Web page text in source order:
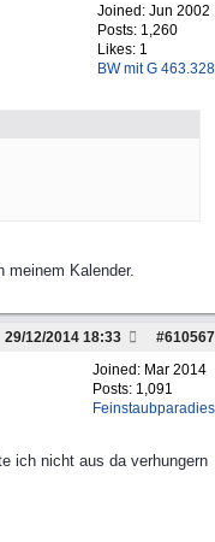
Joined: Jun 2002
Posts: 1,260
Likes: 1
BW mit G 463.328
meinem Kalender.
#610567
29/12/2014 18:33
Joined: Mar 2014
Posts: 1,091
Feinstaubparadies
ich nicht aus da verhungern